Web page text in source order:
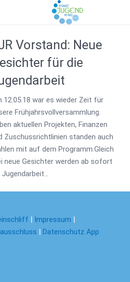
Vorstand: Neue
für die
12.05.18 war es wieder Zeit für
Frühjahrsvollversammlung.
aktuellen Projekten, Finanzen
Zuschussrichtlinien standen auch
mit auf dem Programm.Gleich
neue Gesichter werden ab sofort
Jugendarbeit…
| Impressum |
| Datenschutz App